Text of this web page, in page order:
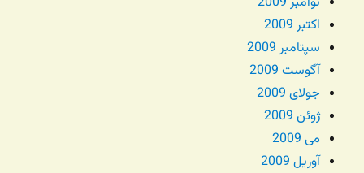
اکتبر 2009
سپتامبر 2009
آگوست 2009
جولای 2009
ژوئن 2009
می 2009
آوریل 2009